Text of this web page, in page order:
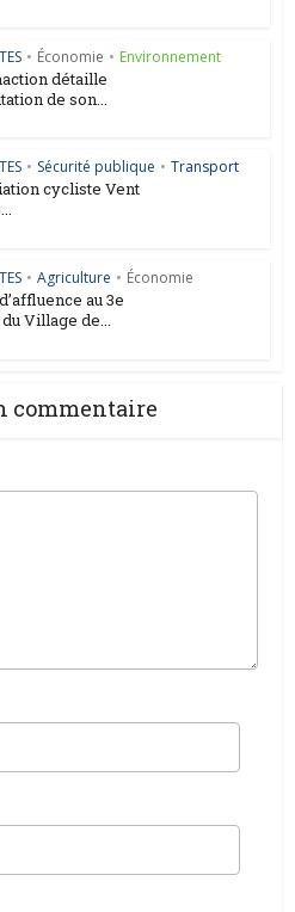
• Économie • Environnement
détaille
de son...
• Sécurité publique • Transport
cycliste Vent
• Agriculture • Économie
au 3e
Village de...
commentaire